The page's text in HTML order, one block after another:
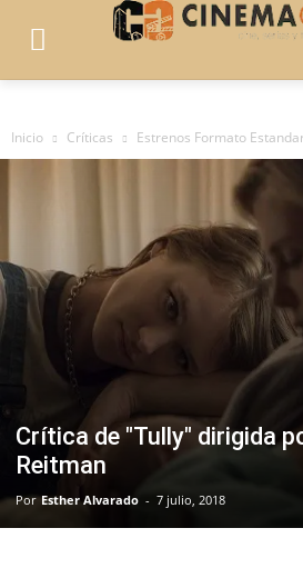
Inicio Críticas Estrenos Formato
Crítica de "Tully" dirigida
Reitman
Por Esther Alvarado - 7 julio, 2018